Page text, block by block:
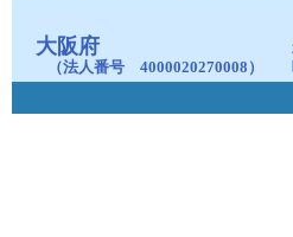
大阪府
（法人番号 4000020270008）